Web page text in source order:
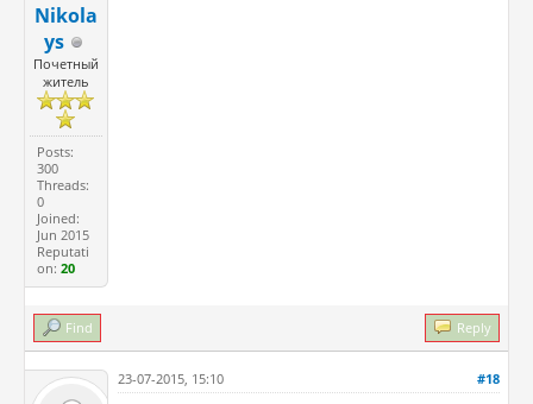
Nikola
ys
Почетный
житель
Posts:
300
Threads:
0
Joined:
Jun 2015
Reputati
on:20
Find Reply
#18
23-07-2015, 15:10